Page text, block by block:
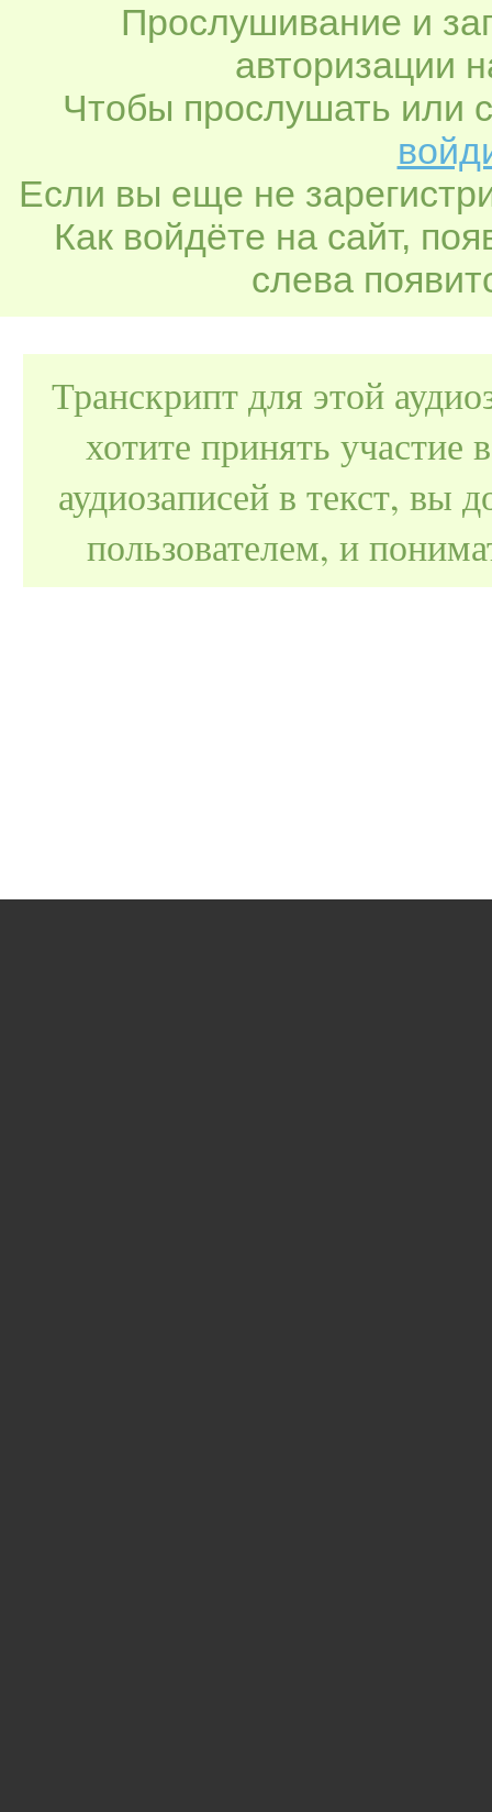
Прослушивание и
авторизации
Чтобы прослушать или
Если вы еще не
Как войдёте на сайт,
слева
Транскрипт для этой
хотите принять
аудиозаписей в текст, вы
пользователем, и